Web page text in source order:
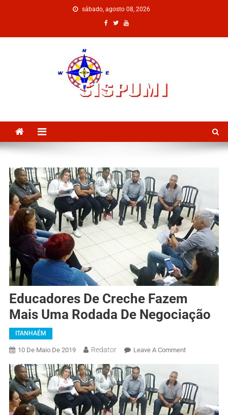
sábado, agosto 08, 2026
Educadores De Creche Fazem
Mais Uma Rodada De Negociação
ITANHAÉM
10 De Maio De 2019 Redator Leave A Comment